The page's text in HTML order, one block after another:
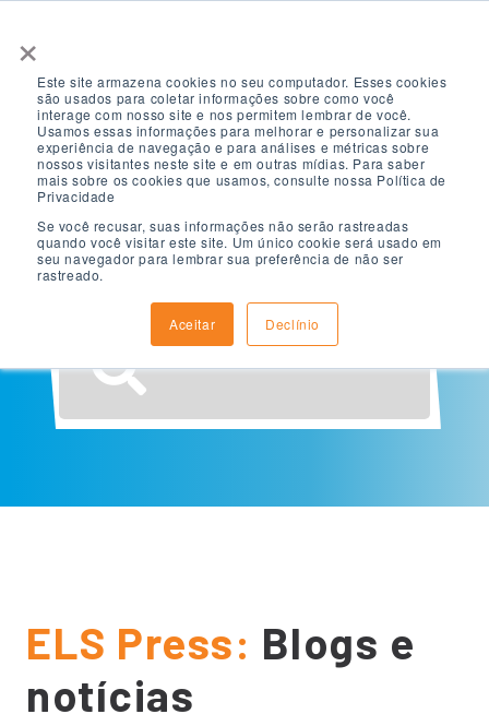
×
Este site armazena cookies no seu computador. Esses cookies
são usados ​​para coletar informações sobre como você
interage com nosso site e nos permitem lembrar de você.
Usamos essas informações para melhorar e personalizar sua
experiência de navegação e para análises e métricas sobre
nossos visitantes neste site e em outras mídias. Para saber
mais sobre os cookies que usamos, consulte nossa Política de
Privacidade
Se você recusar, suas informações não serão rastreadas
quando você visitar este site. Um único cookie será usado em
seu navegador para lembrar sua preferência de não ser
rastreado.
Aceitar Declínio
O que você está
procurando?
ELS Press: Blogs e
notícias